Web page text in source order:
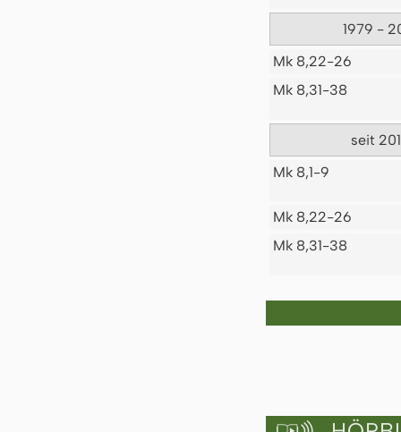
1979 -
Mk 8,22-26
Mk 8,31-38
seit
Mk 8,1-9
Mk 8,22-26
Mk 8,31-38